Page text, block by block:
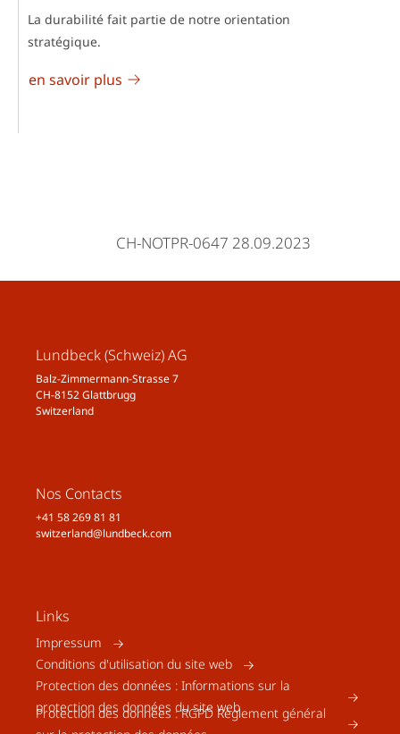
La durabilité fait partie de notre orientation
stratégique.
en savoir plus
CH-NOTPR-0647 28.09.2023
Lundbeck (Schweiz) AG
Balz-Zimmermann-Strasse 7
CH-8152 Glattbrugg
Switzerland
Nos Contacts
+41 58 269 81 81
switzerland@lundbeck.com
Links
Impressum
Conditions d'utilisation du site web
Protection des données : Informations sur la
protection des données du site web
Protection des données : RGPD Règlement général